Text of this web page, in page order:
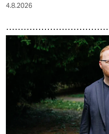
4.8.2026